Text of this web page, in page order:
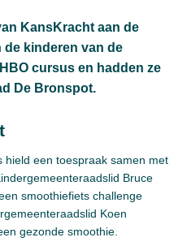
KansKracht aan de
de kinderen van de
cursus en hadden ze
De Bronspot.
hield een toespraak samen met
Bruce
smoothiefiets challenge
Koen
gezonde smoothie.